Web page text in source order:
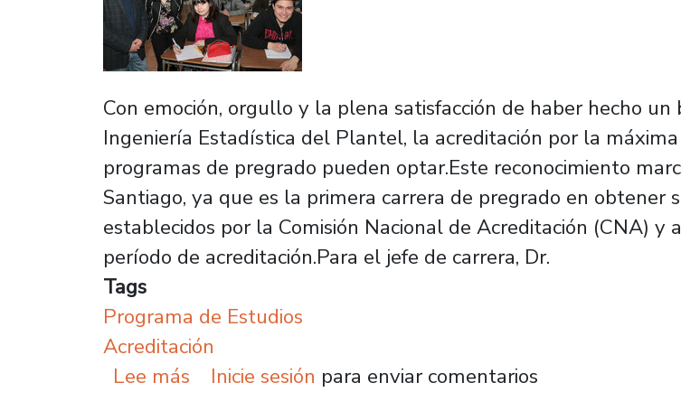
Con emoción, orgullo y la plena satisfacción de haber hecho
Ingeniería Estadística del Plantel, la acreditación por la
programas de pregrado pueden optar.Este reconocimiento
Santiago, ya que es la primera carrera de pregrado en obtener
establecidos por la Comisión Nacional de Acreditación (CNA)
período de acreditación.Para el jefe de carrera, Dr.
Tags
Programa de Estudios
Acreditación
Lee más sobre Ingeniería Estadística logra máxima
Inicie sesión para enviar comentarios